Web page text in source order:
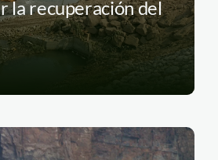
la recuperación del